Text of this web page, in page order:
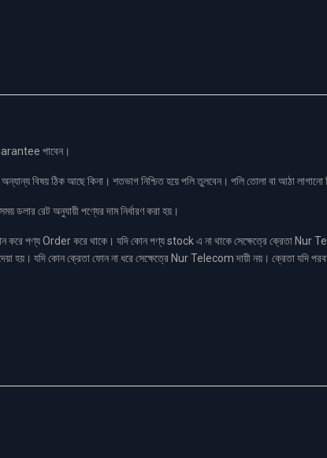
পাবেন।
বিষয় ঠিক আছে কিনা। শতভাগ নিশ্চিত হয়ে পলি তুলবেন। পলি তোলা বা আঠা
রেট অনুযায়ী পণ্যের দাম নির্ধারণ করা হয়।
পণ্য Order করে থাকে। যদি কোন পণ্য stock এ না থাকে সেক্ষেত্রে ক্রেতা Nur
হয়। যদি কোন ক্রেতা ফোন না ধরে সেক্ষেত্রে Nur Telecom দায়ী নয়। ক্রেতা যদি